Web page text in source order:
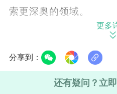
索更深奥的领域。
科学课程则涵盖物理
域，学生们在实验室中
论知识，培养科学探究
学课程则带领学生穿越
更多
分享到：
还有疑问？立